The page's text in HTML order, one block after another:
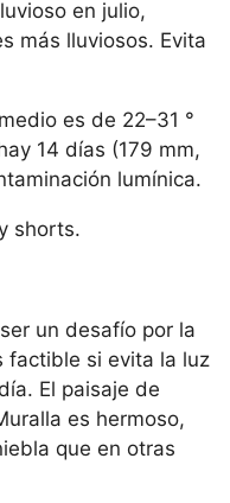
en julio,
más lluviosos. Evita
es de 22–31 °
14 días (179 mm,
lumínica.
shorts.
un desafío por la
factible si evita la luz
El paisaje de
es hermoso,
que en otras